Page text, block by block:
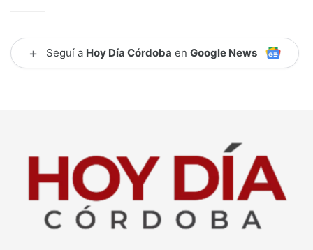
+ Seguí a Hoy Día Córdoba en Google News